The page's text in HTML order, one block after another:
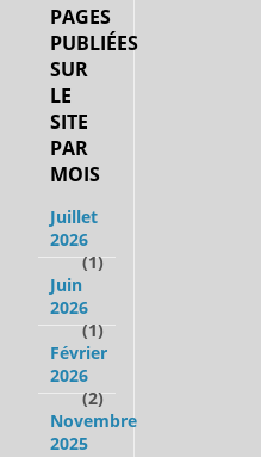
PAGES
PUBLIÉES
SUR
LE
SITE
PAR
MOIS
Juillet
2026
(1)
Juin
2026
(1)
Février
2026
(2)
Novembre
2025